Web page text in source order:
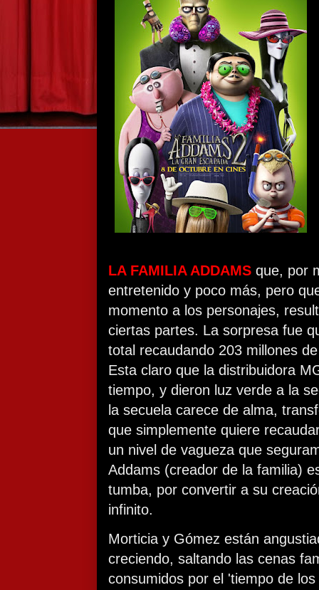
LA FAMILIA ADDAMS que, por
entretenido y poco más, pero
momento a los personajes,
ciertas partes. La sorpresa fue
total recaudando 203 millones
Esta claro que la distribuidora
tiempo, y dieron luz verde a la
la secuela carece de alma,
que simplemente quiere
un nivel de vagueza que
Addams (creador de la familia)
tumba, por convertir a su
infinito.
Morticia y Gómez están
creciendo, saltando las cenas
consumidos por el 'tiempo de